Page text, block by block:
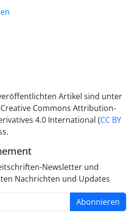
Artikel sind unter
Commons Attribution-
4.0 International (CC BY
Newsletter und
Nachrichten und Updates
Abonnieren